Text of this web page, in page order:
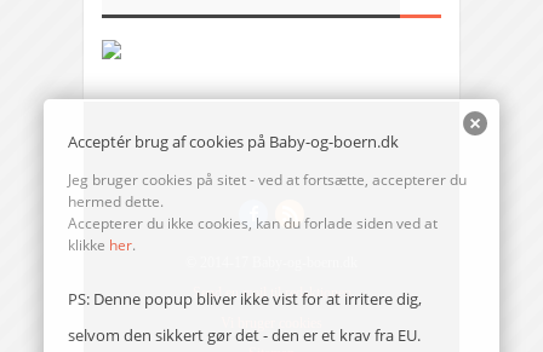
Send en mail til redaktionen
Acceptér brug af cookies på Baby-og-boern.dk
Jeg bruger cookies på sitet - ved at fortsætte, accepterer du
hermed dette.
Accepterer du ikke cookies, kan du forlade siden ved at
klikke her.
PS: Denne popup bliver ikke vist for at irritere dig,
selvom den sikkert gør det - den er et krav fra EU.